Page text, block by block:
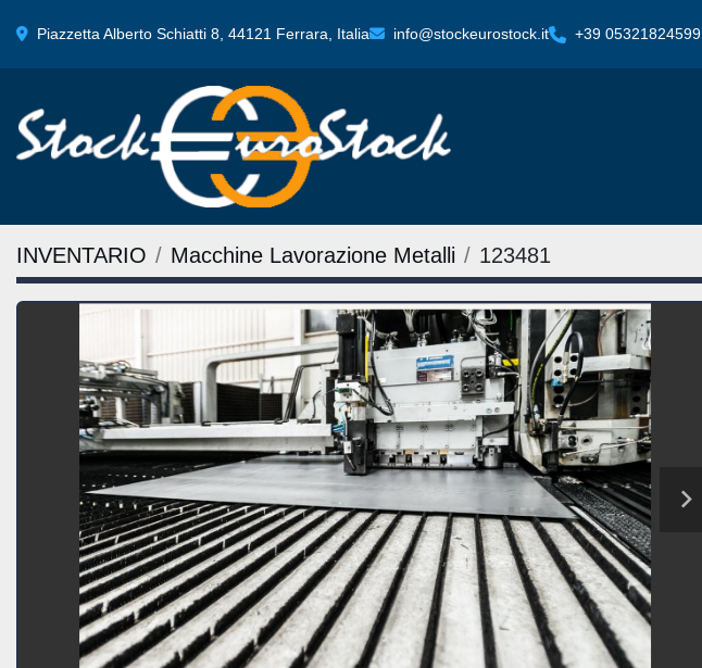
Piazzetta Alberto Schiatti 8, 44121 Ferrara, Italia info@stockeurostock.it +39 05321824599
INVENTARIO Macchine Lavorazione Metalli 123481